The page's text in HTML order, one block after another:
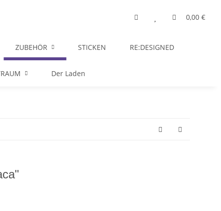
0,00 €
ZUBEHÖR STICKEN RE:DESIGNED
Der Laden